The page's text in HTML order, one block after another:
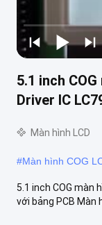
5.1 inch
Driver IC
Màn hình LCD
#Màn hình COG
5.1 inch COG màn
với bảng PCB Màn